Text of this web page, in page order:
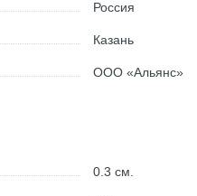
Россия
Казань
ООО «Альянс»
0.3 см.